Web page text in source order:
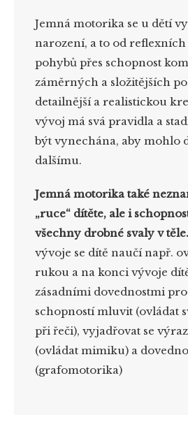
Jemná motorika se u dětí
narození, a to od
pohybů přes schopnost
záměrných a složitějších
detailnější a realistickou
vývoj má svá pravidla a
být vynechána, aby mohlo
dalšímu.
Jemná motorika také
„ruce“ dítěte, ale i
všechny drobné svaly v těle.
vývoje se dítě naučí např.
rukou a na konci vývoje
zásadními dovednostmi
schopností mluvit (ovládat
při řeči), vyjadřovat se
(ovládat mimiku) a
(grafomotorika)